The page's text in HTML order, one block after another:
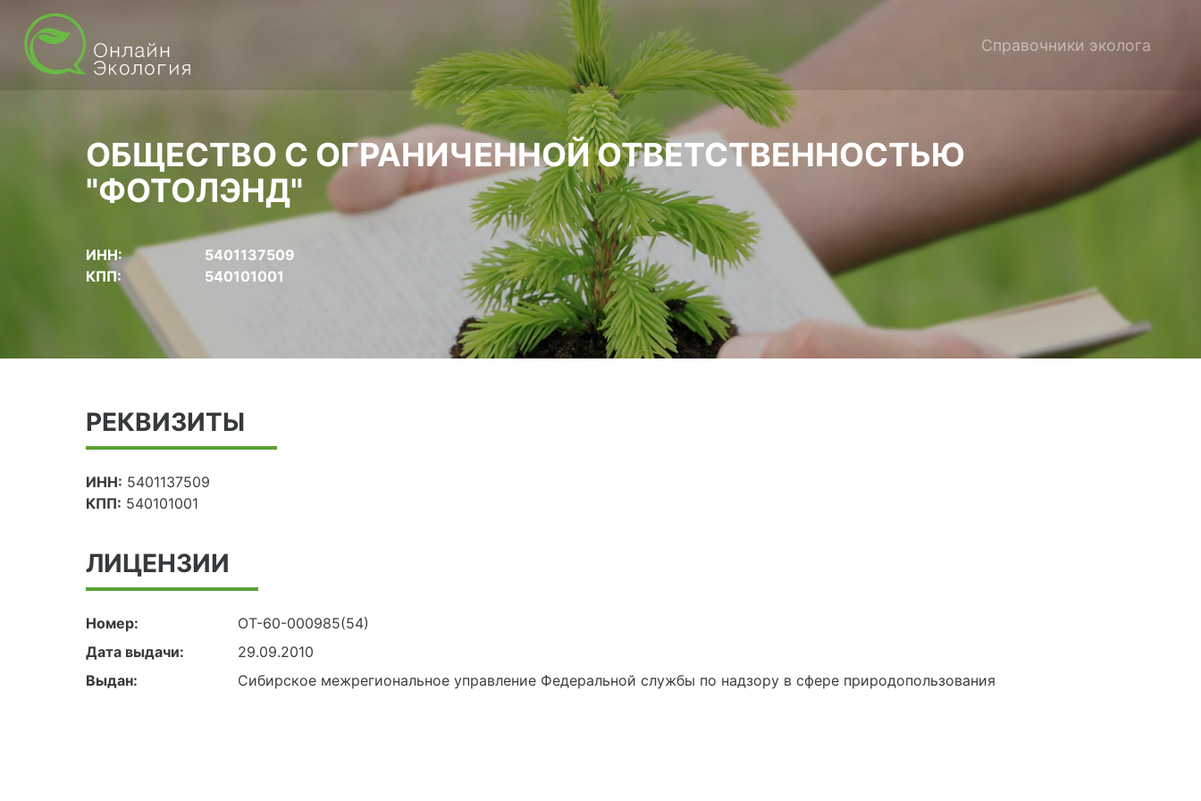
Справочники эколога
ОБЩЕСТВО С ОГРАНИЧЕННОЙ ОТВЕТСТВЕННОСТЬЮ
"ФОТОЛЭНД"
ИНН:
5401137509
КПП:
540101001
РЕКВИЗИТЫ
ИНН: 5401137509
КПП: 540101001
ЛИЦЕНЗИИ
Номер:
ОТ-60-000985(54)
Дата выдачи:
29.09.2010
Выдан:
Сибирское межрегиональное управление Федеральной службы по надзору в сфере природопользования